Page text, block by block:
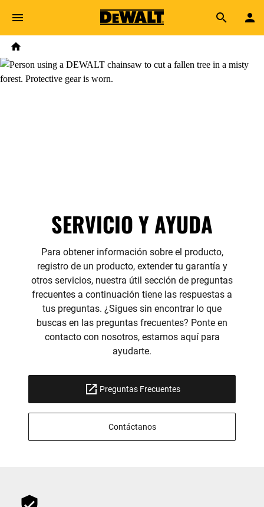
Skip to main content
Search
Breadcrumb
SERVICIO Y AYUDA
Para obtener información sobre el producto,
registro de un producto, extender tu garantía y
otros servicios, nuestra útil sección de preguntas
frecuentes a continuación tiene las respuestas a
tus preguntas. ¿Sigues sin encontrar lo que
buscas en las preguntas frecuentes? Ponte en
contacto con nosotros, estamos aquí para
ayudarte.
Preguntas Frecuentes
Contáctanos